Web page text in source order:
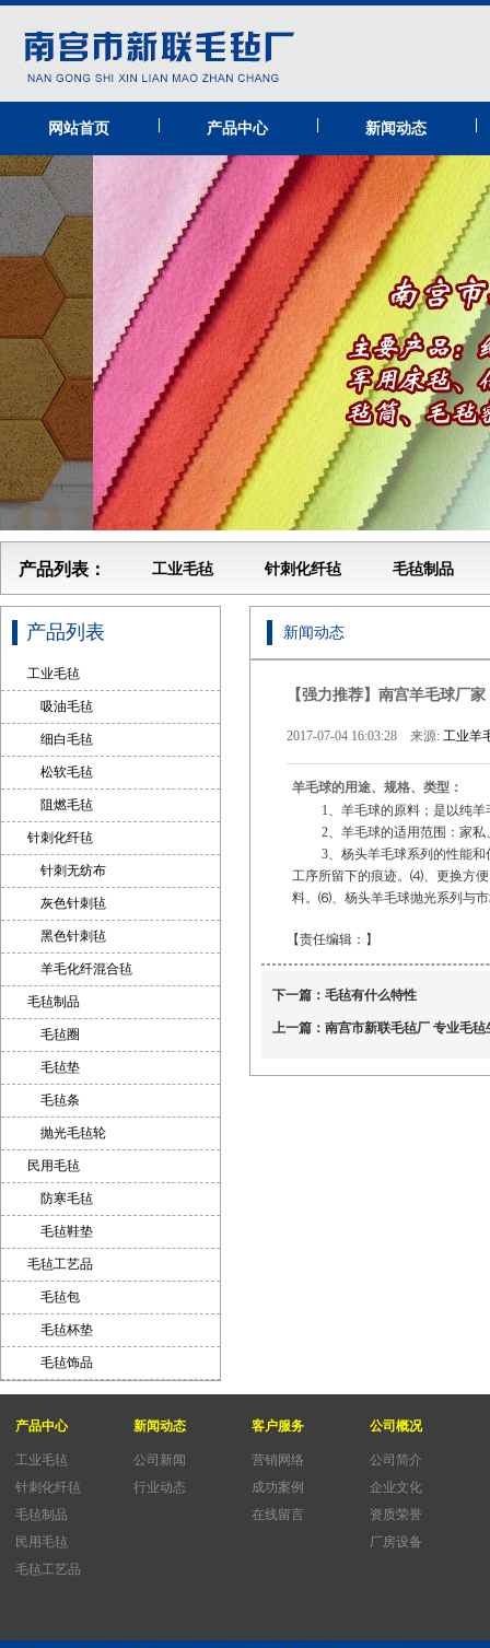
网站首页 产品中心 新闻动态
产品列表： 工业毛毡 针刺化纤毡 毛毡制品
产品列表
工业毛毡
吸油毛毡
细白毛毡
松软毛毡
阻燃毛毡
针刺化纤毡
针刺无纺布
灰色针刺毡
黑色针刺毡
羊毛化纤混合毡
毛毡制品
毛毡圈
毛毡垫
毛毡条
抛光毛毡轮
民用毛毡
防寒毛毡
毛毡鞋垫
毛毡工艺品
毛毡包
毛毡杯垫
毛毡饰品
新闻动态
【强力推荐】南宫羊毛球厂
2017-07-04 16:03:28 来源: 工业羊
羊毛球的用途、规格、类型：
1、羊毛球的原料；是以纯羊毛
2、羊毛球的适用范围：家私
3、杨头羊毛球系列的性能和
工序所留下的痕迹。⑷、更换方
料。⑹、杨头羊毛球抛光系列与
【责任编辑： 】
下一篇： 毛毡有什么特性
上一篇： 南宫市新联毛毡厂 专业毛毡
产品中心
工业毛毡
针刺化纤毡
毛毡制品
民用毛毡
毛毡工艺品
新闻动态
公司新闻
行业动态
客户服务
营销网络
成功案例
在线留言
公司概况
公司简介
企业文化
资质荣誉
厂房设备